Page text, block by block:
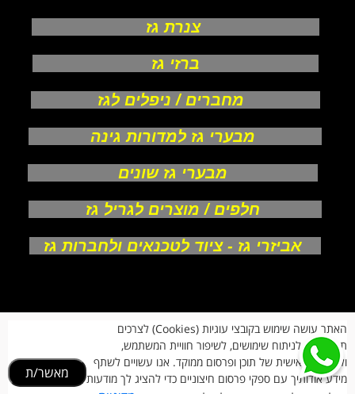
צנרת גז
ברזי גז
מחברים / ניפלים לגז
מבערי גז למדורות גינה
מבערי גז שונים
חלפים / מוצרים לגריל גז
אביזרי גז - ציוד לטכנאים ולחברות גז
צור קשר
תקנון חנות
מעקב הזמנות
החזרות וביטולים
הרשמת לקוחות
האתר עושה שימוש בקובצי עוגיות (Cookies) לצרכים
תפעוליים, לניתוח שימושים, לשיפור חוויית המשתמש,
ולהתאמה אישית של תוכן ופרסום ממוקד. אנו עשויים לשתף
מידע אודותיך עם ספקי פרסום חיצוניים כדי להציג לך מודעות
מאשר/ת